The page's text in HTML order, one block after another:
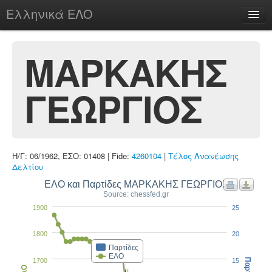
Ελληνικά ΕΛΟ
chesstu.be @ discord
Login
ΜΑΡΚΑΚΗΣ
ΓΕΩΡΓΙΟΣ
Η/Γ: 06/1962, ΕΣΟ: 01408 | Fide: 4260104 | Τέλος Ανανέωσης
Δελτίου
ΕΛΟ και Παρτίδες ΜΑΡΚΑΚΗΣ ΓΕΩΡΓΙΟΣ
Source: chessfed.gr
Παρτίδες
ΕΛΟ
1700
1800
1900
15
20
25